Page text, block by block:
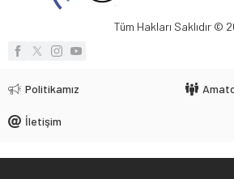
Tüm Hakları Saklıdır ©
Politikamız
İletişim